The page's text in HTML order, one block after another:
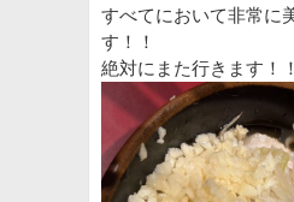
すべてにおいて非常に
す！！
絶対にまた行きます！